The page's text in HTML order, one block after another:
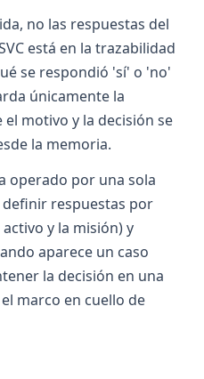
no las respuestas del
está en la trazabilidad
se respondió 'sí' o 'no'
únicamente la
motivo y la decisión se
la memoria.
operado por una sola
definir respuestas por
y la misión) y
aparece un caso
la decisión en una
marco en cuello de